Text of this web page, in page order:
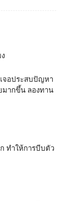
จอประสบปัญหา
มากขึ้น ลองทาน
ทำให้การบีบตัว